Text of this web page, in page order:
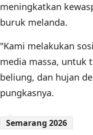
meningkatkan
buruk melanda.
"Kami melakukan
media massa, untuk
beliung, dan hujan
pungkasnya.
Semarang 2026